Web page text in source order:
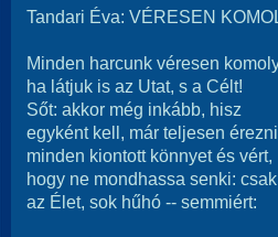
Tandari Éva: VÉRESEN
Minden harcunk véresen
ha látjuk is az Utat, s a Célt!
Sőt: akkor még inkább, hisz
egyként kell, már teljesen érezni
minden kiontott könnyet és vért,
hogy ne mondhassa senki:
az Élet, sok hűhó -- semmiért: